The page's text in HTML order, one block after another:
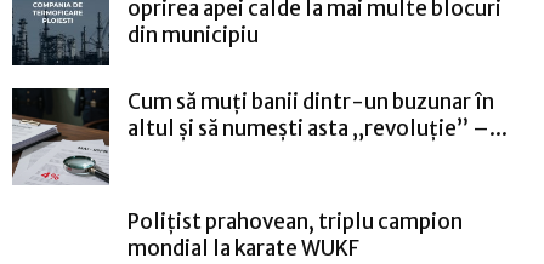
oprirea apei calde la mai multe blocuri
din municipiu
Cum să muți banii dintr-un buzunar în
altul și să numești asta „revoluție” –...
Polițist prahovean, triplu campion
mondial la karate WUKF